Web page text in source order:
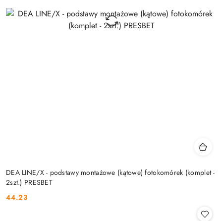
DEA LINE/X - podstawy montażowe (kątowe) fotokomórek (komplet -
2szt.) PRESBET
Cena:
44.23